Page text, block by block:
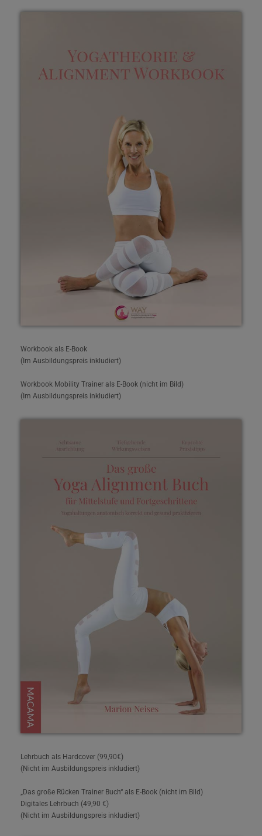
Workbook als E-Book
(Im Ausbildungspreis inkludiert)
Workbook Mobility Trainer als E-Book (nicht im Bild)
(Im Ausbildungspreis inkludiert)
Lehrbuch als Hardcover (99,90€)
(Nicht im Ausbildungspreis inkludiert)
„Das große Rücken Trainer Buch“ als E-Book (nicht im Bild)
Digitales Lehrbuch (49,90 €)
(Nicht im Ausbildungspreis inkludiert)